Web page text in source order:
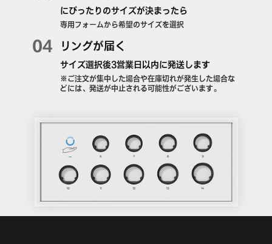
にぴったりのサイズが決まったら
専用フォームから希望のサイズを選択
04 リングが届く
サイズ選択後3営業日以内に発送します
※ご注文が集中した場合や在庫切れが発生した場合な
どには、発送が中止される可能性がございます。